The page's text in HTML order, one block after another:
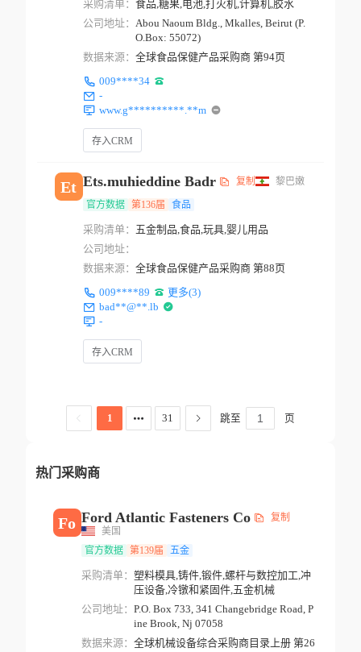
采购清单： 食品,糖果,电池,打火机,计算机,胶水
公司地址： Abou Naoum Bldg., Mkalles, Beirut (P.
O.Box: 55072)
数据来源： 全球食品保健产品采购商 第94页
009****34
-
www.g**********.**m
存入CRM
Et Ets.muhieddine Badr 复制 黎巴嫩
官方数据 第136届 食品
采购清单： 五金制品,食品,玩具,婴儿用品
公司地址：
数据来源： 全球食品保健产品采购商 第88页
009****89
更多(3)
bad**@**.lb
-
存入CRM
1 31 跳至 页
热门采购商
Fo Ford Atlantic Fasteners Co
复制
美国
官方数据 第139届 五金
采购清单： 塑料模具,铸件,锻件,螺杆与数控加工,冲
压设备,冷镦和紧固件,五金机械
公司地址： P.O. Box 733, 341 Changebridge Road, P
ine Brook, Nj 07058
数据来源： 全球机械设备综合采购商目录上册 第26